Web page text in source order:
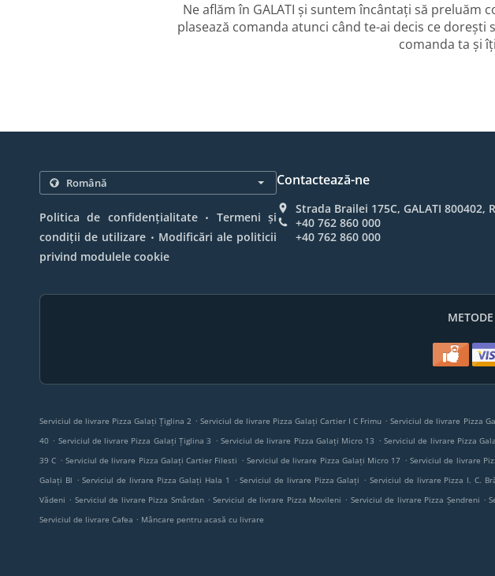
Ne aflăm în GALATI și suntem încântați să
plasează comanda atunci când te-ai decis ce
comanda ta și
Politica de confidențialitate . Termeni și
condiții de utilizare . Modificări ale politicii
privind modulele cookie
Contactează-ne
Strada Brailei 175C, GALATI 800402,
+40 762 860 000
+40 762 860 000
Serviciul de livrare Pizza Galați Țiglina 2 . Serviciul de livrare Pizza Galați Cartier I C Frimu . Serviciul de livrare Pizza
40 . Serviciul de livrare Pizza Galați Țiglina 3 . Serviciul de livrare Pizza Galați Micro 13 . Serviciul de livrare Pizza
39 C . Serviciul de livrare Pizza Galați Cartier Filesti . Serviciul de livrare Pizza Galați Micro 17 . Serviciul de livrare
Galați Bl . Serviciul de livrare Pizza Galați Hala 1 . Serviciul de livrare Pizza Galați . Serviciul de livrare Pizza I. C.
Vădeni . Serviciul de livrare Pizza Smârdan . Serviciul de livrare Pizza Movileni . Serviciul de livrare Pizza Șendreni .
Serviciul de livrare Cafea . Mâncare pentru acasă cu livrare